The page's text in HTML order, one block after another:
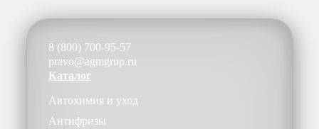
8 (800) 700-95-57
pravo@agmgrup.ru
Каталог
Автохимия и уход
Антифризы